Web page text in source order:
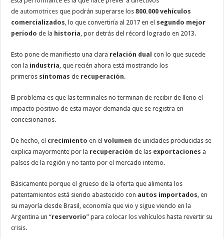
de automotrices que podrán superarse los800.000 vehículos
comercializados , lo que convertiría al 2017 en el segundo mejor
período de la historia , por detrás del récord logrado en 2013.
Esto pone de manifiesto una clara relación dualcon lo que sucede
con la industria , que recién ahora está mostrando los
primeros síntomas de recuperación.
El problema es que las terminales no terminan de recibir de lleno el
impacto positivo de esta mayor demanda que se registra en
concesionarios.
De hecho, el crecimientoen elvolumen de unidades producidas se
explica mayormente por la recuperaciónde las exportaciones a
países de la región y no tanto por el mercado interno.
Básicamente porque el grueso de la oferta que alimenta los
patentamientos está siendo abastecido con autos importados , en
su mayoría desde Brasil, economía que vio y sigue viendo en la
Argentina un “reservorio” para colocar los vehículos hasta revertir su
crisis.